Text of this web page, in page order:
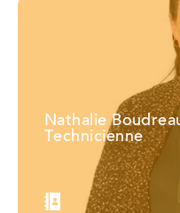
Nathalie
Technicienne